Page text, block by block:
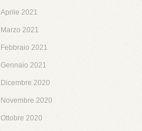
Aprile 2021
Marzo 2021
Febbraio 2021
Gennaio 2021
Dicembre 2020
Novembre 2020
Ottobre 2020